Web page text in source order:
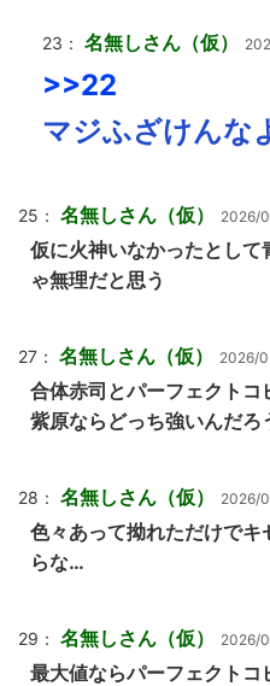
23： 名無しさん（仮）
>>22
マジふざけんな
25： 名無しさん（仮） 2026/
仮に火神いなかったとし
ゃ無理だと思う
27： 名無しさん（仮） 2026/
合体赤司とパーフェクト
紫原ならどっち強いんだろ
28： 名無しさん（仮） 2026/
色々あって拗れただけで
らな…
29： 名無しさん（仮） 2026/
最大値ならパーフェクト